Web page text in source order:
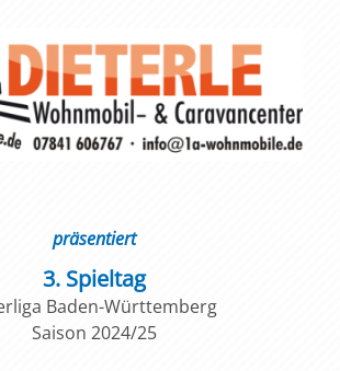
präsentiert
3. Spieltag
Baden-Württemberg
Saison 2024/25